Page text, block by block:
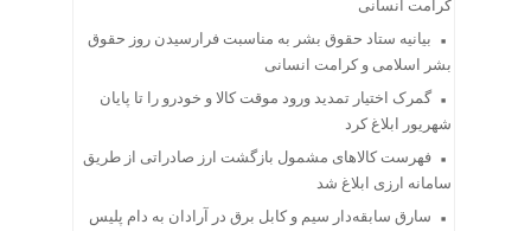
کرامت انسانی
بیانیه ستاد حقوق بشر به مناسبت فرارسیدن روز حقوق
بشر اسلامی و کرامت انسانی
گمرک اختیار تمدید ورود موقت کالا و خودرو را تا پایان
شهریور ابلاغ کرد
فهرست کالاهای مشمول بازگشت ارز صادراتی از طریق
سامانه ارزی ابلاغ شد
سارق سابقه‌دار سیم و کابل برق در آرادان به دام پلیس